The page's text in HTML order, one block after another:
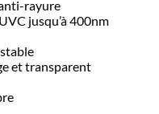
rayure
jusqu’à 400nm
et transparent